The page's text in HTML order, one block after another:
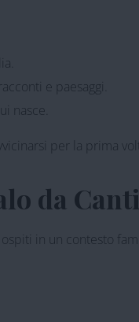
e paesaggi.
nasce.
per la prima
da
in un contesto